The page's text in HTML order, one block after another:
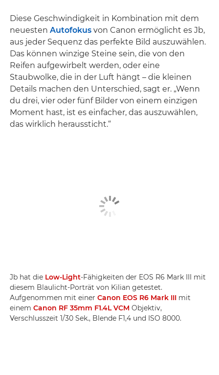
Diese Geschwindigkeit in Kombination mit dem
neuesten Autofokus von Canon ermöglicht es Jb,
aus jeder Sequenz das perfekte Bild auszuwählen.
Das können winzige Steine sein, die von den
Reifen aufgewirbelt werden, oder eine
Staubwolke, die in der Luft hängt – die kleinen
Details machen den Unterschied, sagt er. „Wenn
du drei, vier oder fünf Bilder von einem einzigen
Moment hast, ist es einfacher, das auszuwählen,
das wirklich heraussticht.“
Jb hat die Low-Light-Fähigkeiten der EOS R6 Mark III mit
diesem Blaulicht-Porträt von Kilian getestet.
Aufgenommen mit einer Canon EOS R6 Mark III mit
einem Canon RF 35mm F1.4L VCM Objektiv,
Verschlusszeit 1/30 Sek., Blende F1,4 und ISO 8000.